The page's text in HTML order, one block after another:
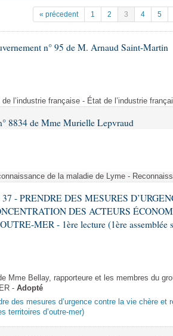
orales
débats
référence
de l'Assemblée ... )
publics
d'accès
droit
« précedent 1 2 3 4 5
n° 95 de M. Arnaud Saint-Martin
l’industrie française - État de l’industrie
8834 de Mme Murielle Lepvraud
de la maladie de Lyme -
37 - PRENDRE DES MESURES
DES ACTEURS
MER - 1ère lecture (1ère assemblée
Mme Bellay, rapporteure et les membres du
- Adopté
des mesures d’urgence contre la vie chère et
territoires d’outre-mer)